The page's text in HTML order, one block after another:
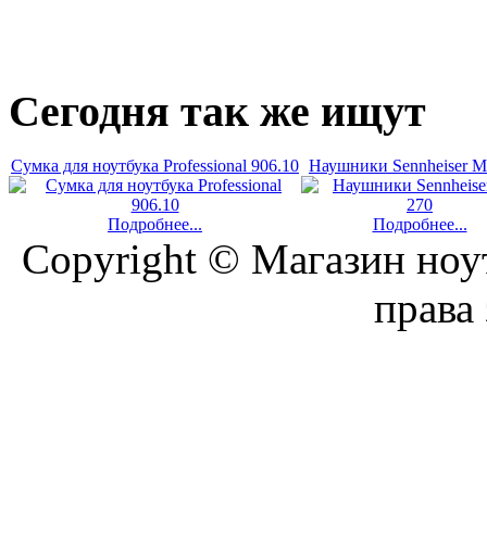
Сегодня так же ищут
Сумка для ноутбука Professional 906.10
Подробнее...
Наушники Sennheiser
Подробнее...
Copyright © Магазин